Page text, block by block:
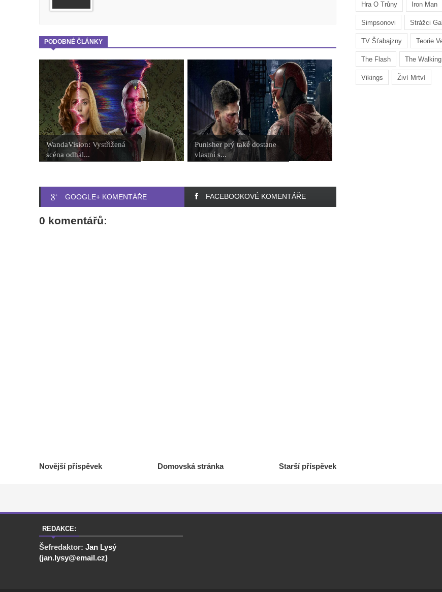
Hra O Trůny Iron Man
Simpsonovi Strážci
TV Šťabajzny Teorie
The Flash The
Vikings Živí Mrtví
PODOBNÉ ČLÁNKY
WandaVision: Vystřižená
scéna odhal...
Punisher prý také dostane
vlastní s...
GOOGLE+ KOMENTÁŘE FACEBOOKOVÉ KOMENTÁŘE
0 komentářů:
Novější příspěvek Starší příspěvek
Domovská stránka
REDAKCE:
Šefredaktor: Jan Lysý
(jan.lysy@email.cz)